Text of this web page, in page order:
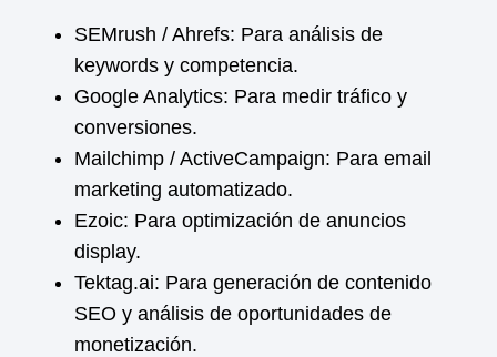
SEMrush / Ahrefs: Para análisis de
keywords y competencia.
Google Analytics: Para medir tráfico y
conversiones.
Mailchimp / ActiveCampaign: Para email
marketing automatizado.
Ezoic: Para optimización de anuncios
display.
Tektag.ai: Para generación de contenido
SEO y análisis de oportunidades de
monetización.